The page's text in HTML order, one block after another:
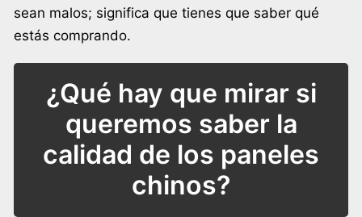
sean malos; significa que tienes que saber qué
estás comprando.
¿Qué hay que mirar si
queremos saber la
calidad de los paneles
chinos?